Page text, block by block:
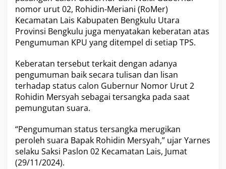
t
a
n
P
e
g
u
m
u
m
K
P
U
D
nomor urut 02, Rohidin-Meriani (RoMer)
Kecamatan Lais Kabupaten Bengkulu Utara
Provinsi Bengkulu juga menyatakan keberatan atas
Pengumuman KPU yang ditempel di setiap TPS.
Keberatan tersebut terkait dengan adanya
pengumuman baik secara tulisan dan lisan
terhadap status calon Gubernur Nomor Urut 2
Rohidin Mersyah sebagai tersangka pada saat
pemungutan suara.
“Pengumuman status tersangka merugikan
peroleh suara Bapak Rohidin Mersyah,” ujar Yarnes
selaku Saksi Paslon 02 Kecamatan Lais, Jumat
(29/11/2024).